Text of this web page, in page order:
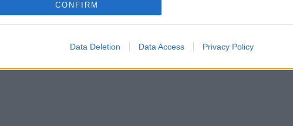
CONFIRM
Data Deletion Data Access Privacy Policy